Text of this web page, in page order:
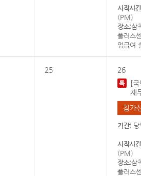
시작시
(PM)
장소:삼
플러스
업급여
25
26
[
재
참가
기간:
시작시
(PM)
장소:삼
플러스